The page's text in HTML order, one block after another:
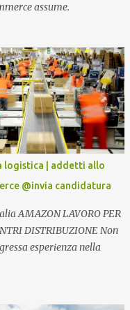
assume.
logistica | addetti allo
@invia candidatura
AMAZON LAVORO PER
DISTRIBUZIONE Non
esperienza nella